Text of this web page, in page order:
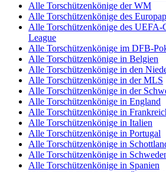
Alle Torschützenkönige der WM
Alle Torschützenkönige des
Alle Torschützenkönige des UEFA-
League
Alle Torschützenkönige im DFB-
Alle Torschützenkönige in Belgien
Alle Torschützenkönige in den
Alle Torschützenkönige in der MLS
Alle Torschützenkönige in der
Alle Torschützenkönige in England
Alle Torschützenkönige in
Alle Torschützenkönige in Italien
Alle Torschützenkönige in Portugal
Alle Torschützenkönige in
Alle Torschützenkönige in
Alle Torschützenkönige in Spanien